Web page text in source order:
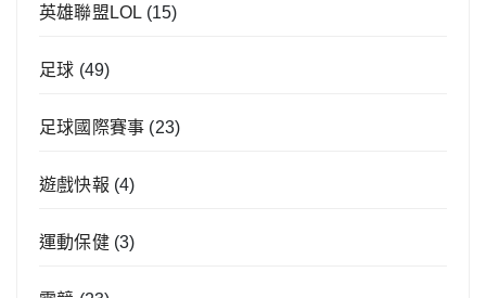
英雄聯盟LOL (15)
足球 (49)
足球國際賽事 (23)
遊戲快報 (4)
運動保健(3)